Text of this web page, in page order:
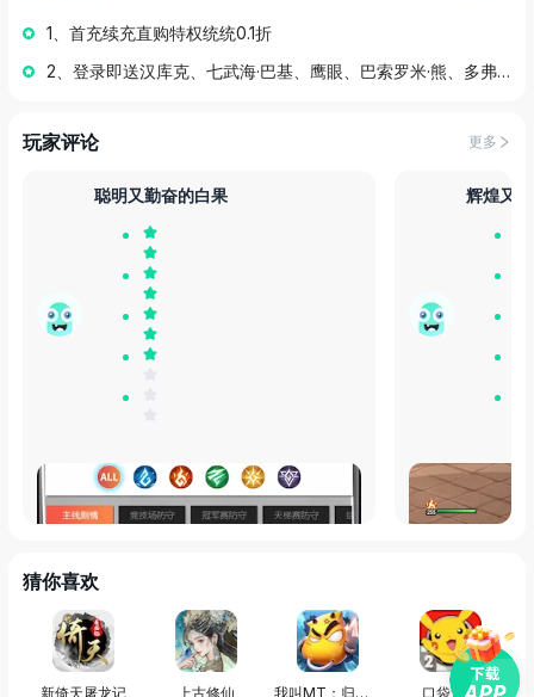
1、首充续充直购特权统统0.1折
2、登录即送汉库克、七武海·巴基、鹰眼、巴索罗米·熊、多弗朗明哥、特拉法尔加·罗、七武海·黑胡子、甚平、莫利亚、克洛克达尔*1、贝里*1亿
玩家评论 更多
聪明又勤奋的白果
个人觉得纯光就这套阵容是容错率最高的，
续航输出一体，全员高速，开局就能让对方
减员，目前暂无对手，培养获取也相对容
发布于30天前
辉煌又
画面很不错，剧
发布于30天前
猜你喜欢
新倚天屠龙记 上古修仙 我叫MT：归来（原版） 口袋逆袭